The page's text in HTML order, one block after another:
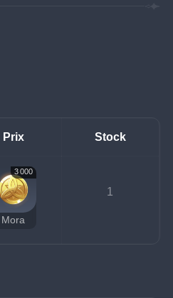
Prix Stock
3 000
Mora
1